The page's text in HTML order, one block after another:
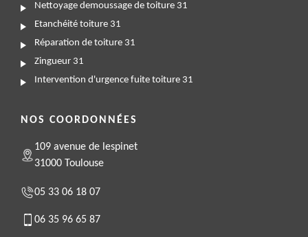
Nettoyage demoussage de toiture 31
Etanchéité toiture 31
Réparation de toiture 31
Zingueur 31
Intervention d'urgence fuite toiture 31
NOS COORDONNÉES
109 avenue de lespinet
31000 Toulouse
05 33 06 18 07
06 35 96 65 87